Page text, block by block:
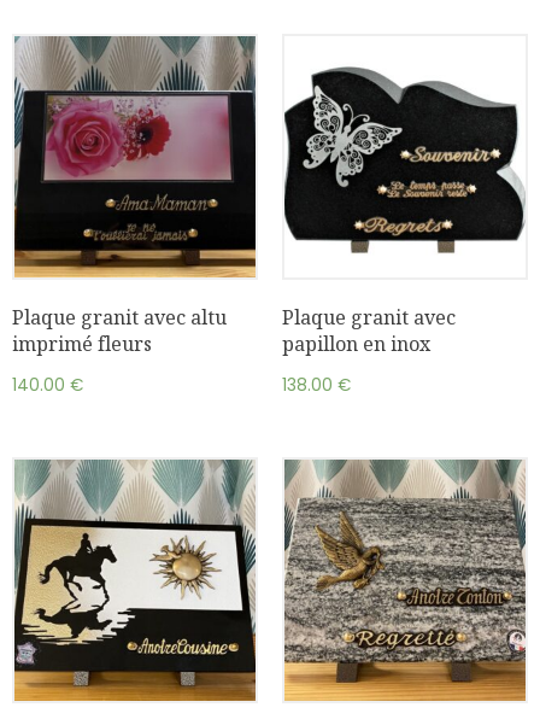
Plaque granit avec altu
imprimé fleurs
140.00 €
Plaque granit avec
papillon en inox
138.00 €